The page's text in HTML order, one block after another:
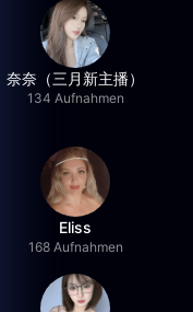
奈奈（三月新主播）
134 Aufnahmen
Eliss
168 Aufnahmen